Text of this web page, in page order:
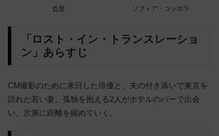
監督
ソフィア・コッポラ
「ロスト・イン・トランスレーショ
ン」あらすじ
CM撮影のために来日した俳優と、夫の付き添いで東京を
訪れた若い妻。孤独を抱える2人がホテルのバーで出会
い、次第に距離を縮めていく。